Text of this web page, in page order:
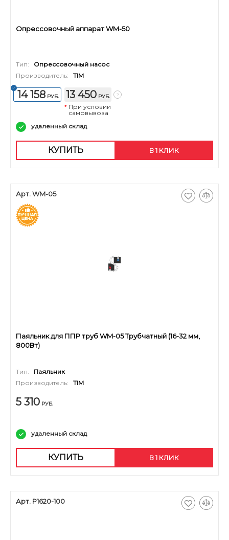
Опрессовочный аппарат WM-50
Тип:
Опрессовочный насос
Производитель:
TIM
14 158 РУБ. 13 450 РУБ.
* При условии
самовывоза
удаленный склад
КУПИТЬ В 1 КЛИК
Арт. WM-05
Паяльник для ППР труб WM-05 Трубчатный (16-32 мм,
800Вт)
Тип:
Паяльник
Производитель:
TIM
5 310 РУБ.
удаленный склад
КУПИТЬ В 1 КЛИК
Арт. P1620-100